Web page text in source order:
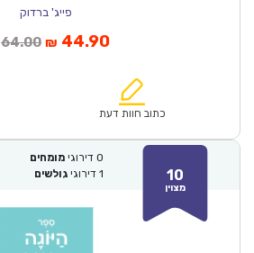
פייג' ברדוק
64.00המחיר
₪64.00.
₪ 44.90המחיר
הוא:
כתוב חוות דעת
10
מצוין
0 דירוגי מומחים
1 דירוגי גולשים